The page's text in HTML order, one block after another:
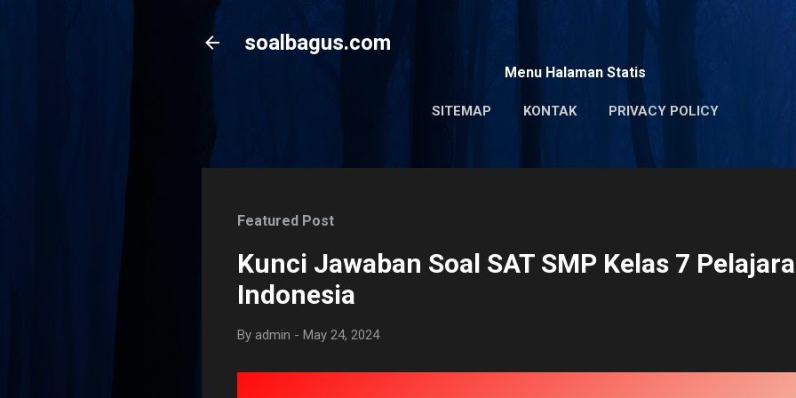
soalbagus.com
Menu Halaman Statis
SITEMAP KONTAK PRIVACY POLICY
Featured Post
Kunci Jawaban Soal SAT SMP Kelas 7
Indonesia
By admin - May 24, 2024